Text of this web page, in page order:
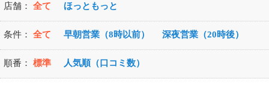
店舗： 全て ほっともっと
条件： 全て 早朝営業（8時以前） 深夜営業（20時後）
順番： 標準 人気順（口コミ数）